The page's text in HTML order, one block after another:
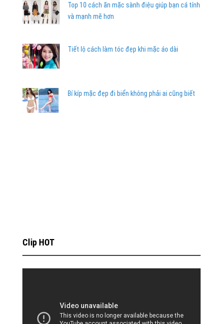
Top 10 cách ăn mặc sành điệu giúp bạn cá tính
và mạnh mẽ hơn
Tiết lộ cách làm tóc đẹp khi mặc áo dài
Bí kíp mặc đẹp đi biển không phải ai cũng biết
Clip HOT